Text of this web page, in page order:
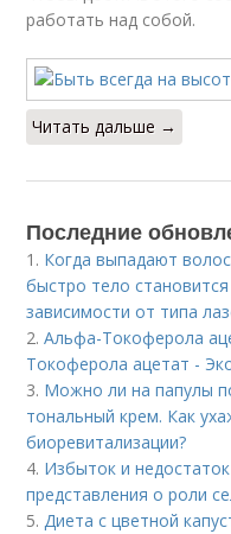
работать над собой.
Читать дальше →
Последние
1. Когда выпадают
быстро тело
зависимости от типа
2.Альфа-Токоферола
Токоферола ацетат -
3. Можно ли на папулы
тональный крем. Как
биоревитализации?
4. Избыток и
представления о роли
5.Диета с цветной